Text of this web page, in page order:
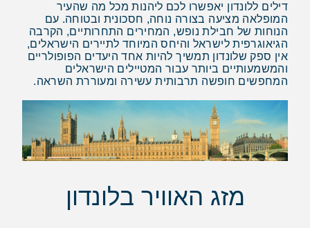
דילים ללונדון יאפשרו לכם ליהנות מכל מה שהעיר
המופלאה מציעה בצורה נוחה, חסכונית ובטוחה. עם
הנוחות של חבילת נופש, המחירים התחרותיים, הקרבה
הגיאוגרפית לישראל והיחס המיוחד לתיירים הישראלים,
אין ספק שלונדון תמשיך להיות אחד היעדים הפופולריים
והמשמעותיים ביותר עבור המטיילים הישראלים
המחפשים חופשה תרבותית עשירה ומעוררת השראה.
מזג האוויר בלונדון